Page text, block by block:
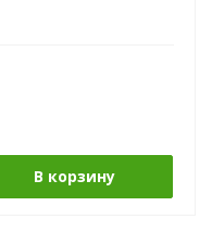
В корзину